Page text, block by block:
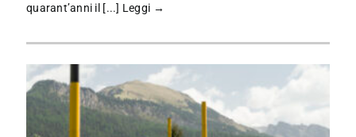
quarant’anni il [...] Leggi →